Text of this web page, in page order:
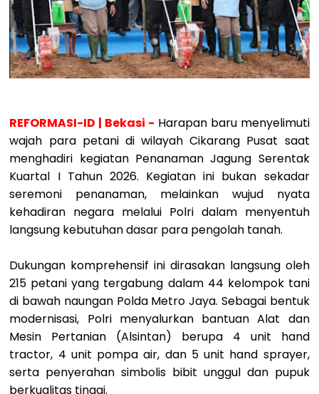
REFORMASI-ID | Bekasi - Harapan baru menyelimuti
wajah para petani di wilayah Cikarang Pusat saat
menghadiri kegiatan Penanaman Jagung Serentak
Kuartal I Tahun 2026. Kegiatan ini bukan sekadar
seremoni penanaman, melainkan wujud nyata
kehadiran negara melalui Polri dalam menyentuh
langsung kebutuhan dasar para pengolah tanah.
Dukungan komprehensif ini dirasakan langsung oleh
215 petani yang tergabung dalam 44 kelompok tani
di bawah naungan Polda Metro Jaya. Sebagai bentuk
modernisasi, Polri menyalurkan bantuan Alat dan
Mesin Pertanian (Alsintan) berupa 4 unit hand
tractor, 4 unit pompa air, dan 5 unit hand sprayer,
serta penyerahan simbolis bibit unggul dan pupuk
berkualitas tinggi.